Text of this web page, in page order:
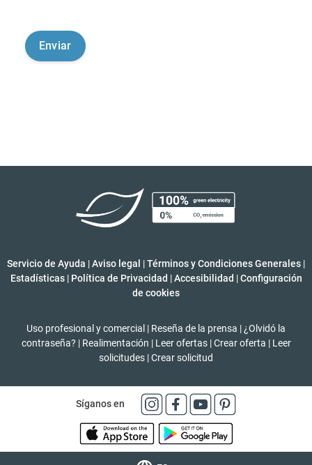
Servicio de Ayuda |Aviso legal |Términos y Condiciones Generales |
Estadísticas | Política de Privacidad | Accesibilidad | Configuración
de cookies
Uso profesional y comercial | Reseña de la prensa | ¿Olvidó la
contraseña? | Realimentación | Leer ofertas | Crear oferta | Leer
solicitudes |Crear solicitud
Síganos en